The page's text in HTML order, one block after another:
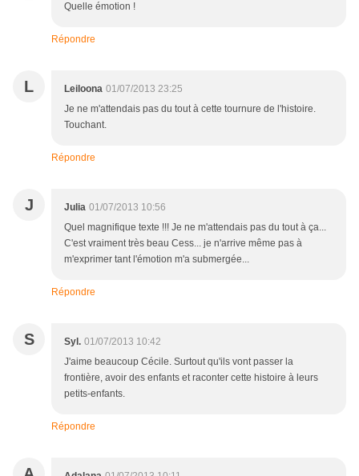
Quelle émotion !
Répondre
L Leiloona 01/07/2013 23:25
Je ne m'attendais pas du tout à cette tournure de l'histoire.
Touchant.
Répondre
J Julia 01/07/2013 10:56
Quel magnifique texte !!! Je ne m'attendais pas du tout à ça...
C'est vraiment très beau Cess... je n'arrive même pas à
m'exprimer tant l'émotion m'a submergée...
Répondre
S Syl. 01/07/2013 10:42
J'aime beaucoup Cécile. Surtout qu'ils vont passer la
frontière, avoir des enfants et raconter cette histoire à leurs
petits-enfants.
Répondre